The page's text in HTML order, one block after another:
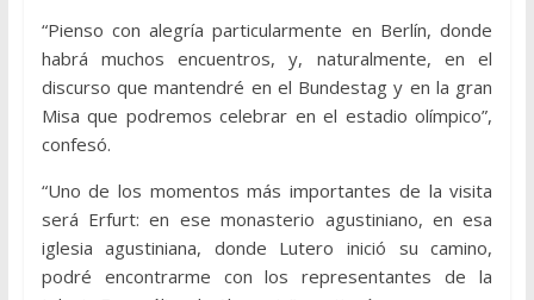
“Pienso con alegría particularmente en Berlín, donde
habrá muchos encuentros, y, naturalmente, en el
discurso que mantendré en el Bundestag y en la gran
Misa que podremos celebrar en el estadio olímpico”,
confesó.
“Uno de los momentos más importantes de la visita
será Erfurt: en ese monasterio agustiniano, en esa
iglesia agustiniana, donde Lutero inició su camino,
podré encontrarme con los representantes de la